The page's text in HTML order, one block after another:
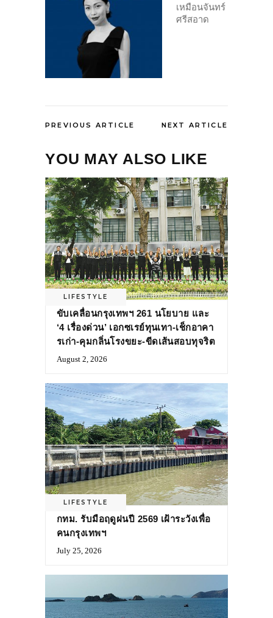
เหมือนจันทร์
ศรีสอาด
PREVIOUS ARTICLE NEXT ARTICLE
YOU MAY ALSO LIKE
LIFESTYLE
ขับเคลื่อนกรุงเทพฯ 261 นโยบาย และ
‘4 เรื่องด่วน’ เอกซเรย์ทุนเทา-เช็กอาคา
รเก่า-คุมกลิ่นโรงขยะ-ขีดเส้นสอบทุจริต
August 2, 2026
LIFESTYLE
กทม. รับมือฤดูฝนปี 2569 เฝ้าระวังเพื่อ
คนกรุงเทพฯ
July 25, 2026